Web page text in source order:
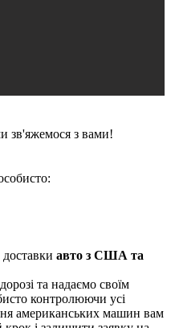
зв'яжемося з вами!
доставки авто з США та
та надаємо своїм
контролюючи усі
американських машин вам